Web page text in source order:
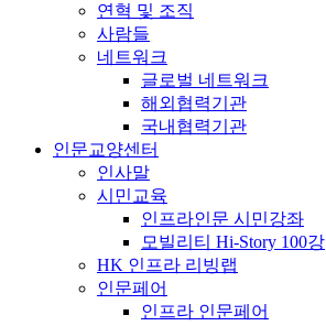
연혁 및 조직
사람들
네트워크
글로벌 네트워크
해외협력기관
국내협력기관
인문교양센터
인사말
시민교육
인프라인문 시민강좌
모빌리티 Hi-Story 100강
HK 인프라 리빙랩
인문페어
인프라 인문페어